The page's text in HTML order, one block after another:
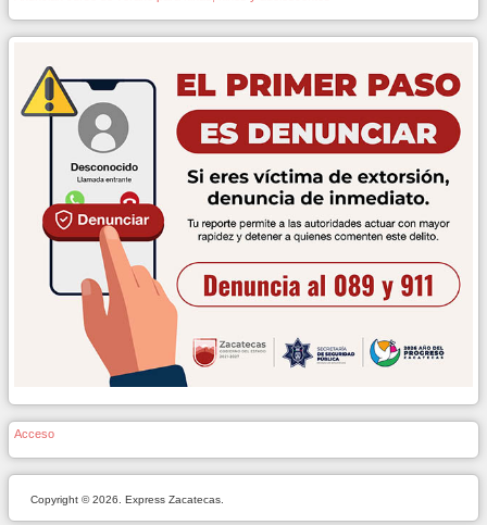
Acceso
Copyright © 2026. Express Zacatecas.